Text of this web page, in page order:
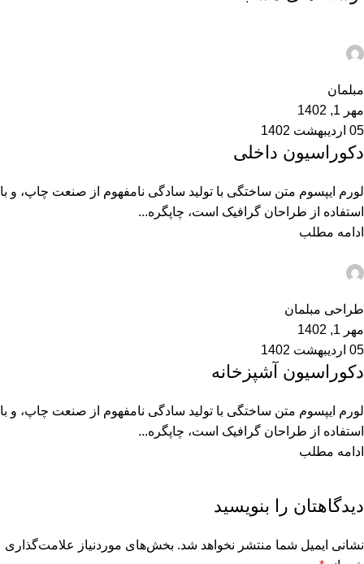
مبلمان
مهر 1, 1402
05 اردیبهشت 1402
دکوراسیون داخلی
لورم ایپسوم متن ساختگی با تولید سادگی نامفهوم از صنعت چاپ، و با
استفاده از طراحان گرافیک است، چاپگره...
ادامه مطلب
طراحی مبلمان
مهر 1, 1402
05 اردیبهشت 1402
دکوراسیون آشپزخانه
لورم ایپسوم متن ساختگی با تولید سادگی نامفهوم از صنعت چاپ، و با
استفاده از طراحان گرافیک است، چاپگره...
ادامه مطلب
دیدگاهتان را بنویسید
نشانی ایمیل شما منتشر نخواهد شد. بخش‌های موردنیاز علامت‌گذاری